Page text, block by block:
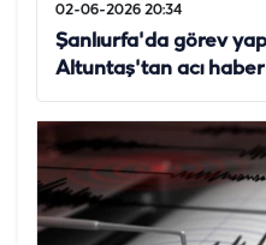
02-06-2026 20:34
Şanlıurfa'da görev
Altuntaş'tan acı haber